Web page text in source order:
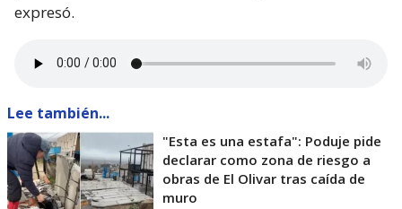
expresó.
Lee también...
"Esta es una estafa": Poduje pide
declarar como zona de riesgo a
obras de El Olivar tras caída de
muro